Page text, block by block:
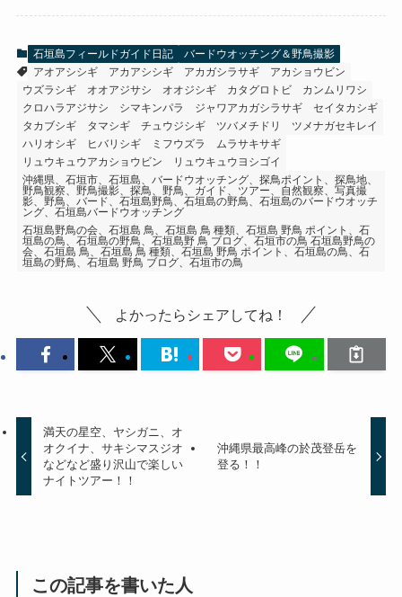
石垣島フィールドガイド日記
バードウオッチング＆野鳥撮影
アオアシシギ
アカアシシギ アカガシラサギ
アカショウビン
ウズラシギ
オオアジサシ オオジシギ カタグロトビ
カンムリワシ
クロハラアジサシ
シマキンパラ ジャワアカガシラサギ
セイタカシギ
タカブシギ
タマシギ チュウジシギ ツバメチドリ
ツメナガセキレイ
ハリオシギ
ヒバリシギ ミフウズラ
ムラサキサギ
リュウキュウアカショウビン
リュウキュウヨシゴイ
沖縄県、石垣市、石垣島、バードウオッチング、探鳥ポイント、探鳥地、
野鳥観察、野鳥撮影、探鳥、野鳥、ガイド、ツアー、自然観察、写真撮
影、野鳥、バード、石垣島野鳥、石垣島の野鳥、石垣島のバードウオッチ
ング、石垣島バードウオッチング
石垣島野鳥の会、石垣島 鳥、石垣島 鳥 種類、石垣島 野鳥 ポイント、石
垣島の鳥、石垣島の野鳥、石垣島野 鳥 ブログ、石垣市の鳥 石垣島野鳥の
会、石垣島 鳥、石垣島 鳥 種類、石垣島 野鳥 ポイント、石垣島の鳥、石
垣島の野鳥、石垣島 野鳥 ブログ、石垣市の鳥
よかったらシェアしてね！
満天の星空、ヤシガニ、オ
オクイナ、サキシマスジオ
などなど盛り沢山で楽しい
ナイトツアー！！
沖縄県最高峰の於茂登岳を
登る！！
この記事を書いた人